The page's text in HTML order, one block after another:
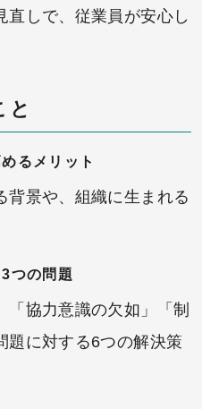
直しで、従業員が安心し
と
るメリット
背景や、組織に生まれる
つの問題
「協力意識の欠如」「制
題に対する6つの解決策